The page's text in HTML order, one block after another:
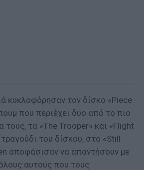
κυκλοφόρησαν τον δίσκο «Piece
που περιέχει δυο από το πιο
τους, τα «The Trooper» και «Flight
του δίσκου, στο «Still
αποφάσισαν να απαντήσουν με
αυτούς που τους